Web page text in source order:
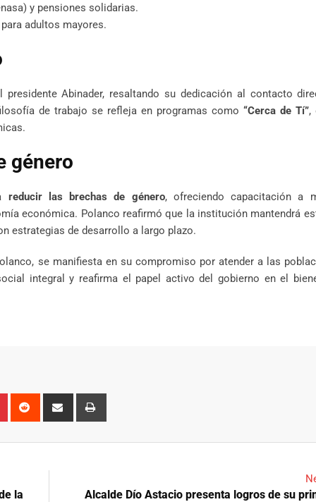
y pensiones solidarias.
adultos mayores.
Abinader, resaltando su dedicación al contacto
de trabajo se refleja en programas como “Cerca de Tí”,
género
reducir las brechas de género, ofreciendo capacitación a
económica. Polanco reafirmó que la institución mantendrá
estrategias de desarrollo a largo plazo.
se manifiesta en su compromiso por atender a las
integral y reafirma el papel activo del gobierno en el
Pinterest Reddit
Share
la
Alcalde Dío Astacio presenta logros de su